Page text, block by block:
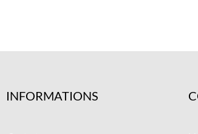
INFORMATIONS